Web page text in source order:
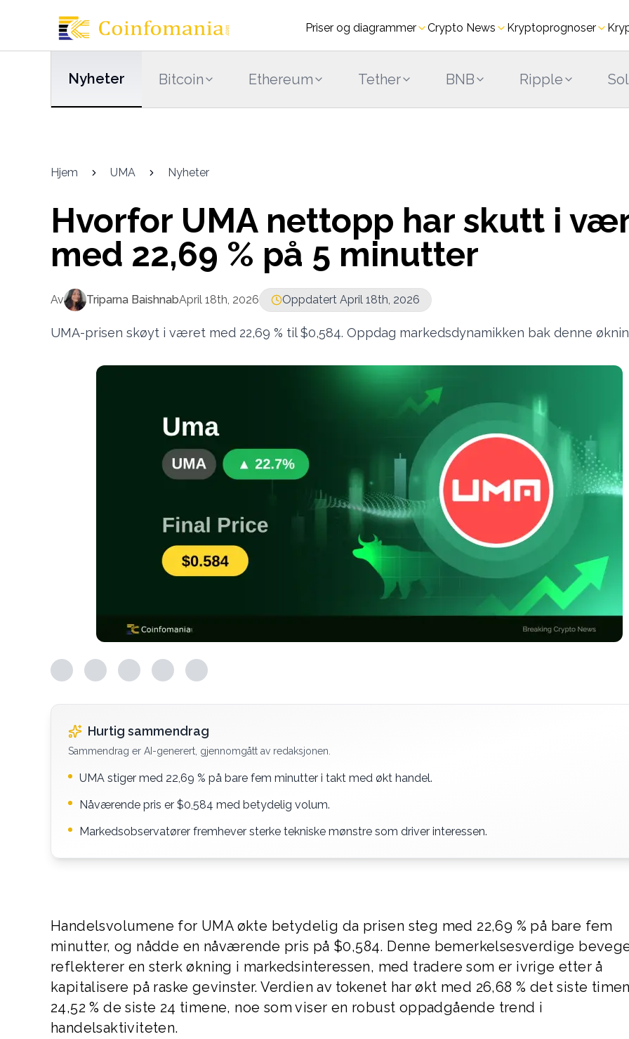
Priser og diagrammer Crypto News Kryptoprogno­ser
Nyheter Bitcoin Ethereum Tether BNB Ripple
Hjem UMA Nyheter
Hvorfor UMA nettopp har skutt i
med 22,69 % på 5 minutter
Av Triparna BaishnabApril 18th, 2026 Oppdatert April 18th, 2026
UMA-prisen skøyt i været med 22,69 % til $0,584. Oppdag markedsdynamikken bak denne
Hurtig sammendrag
Sammendrag er AI-generert, gjennomgått av redaksjonen.
UMA stiger med 22,69 % på bare fem minutter i takt med økt handel.
Nåværende pris er $0,584 med betydelig volum.
Markedsobservatører fremhever sterke tekniske mønstre som driver interessen.
Handelsvolumene for UMA økte betydelig da prisen steg med 22,69 % på bare fem
minutter, og nådde en nåværende pris på $0,584. Denne bemerkelsesverdige
reflekterer en sterk økning i markedsinteressen, med tradere som er ivrige etter å
kapitalisere på raske gevinster. Verdien av tokenet har økt med 26,68 % det siste
24,52 % de siste 24 timene, noe som viser en robust oppadgående trend i
handelsaktiviteten.